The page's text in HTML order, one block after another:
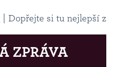
Dopřejte si tu nejlepší
ZPRÁVA